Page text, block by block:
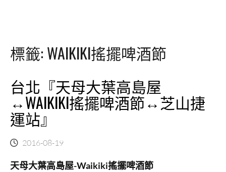
標籤: WAIKIKI搖擺啤酒節
台北『天母大葉高島屋
↔WAIKIKI搖擺啤酒節↔芝山捷
運站』
2016-08-19
天母大葉高島屋-Waikiki搖擺啤酒節